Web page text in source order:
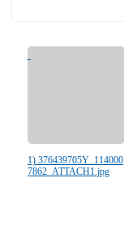
1) 376439705Y_114000
7862_ATTACH1.jpg